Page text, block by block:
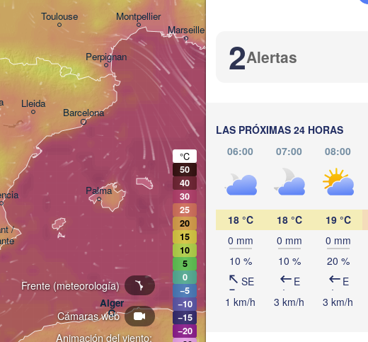
2Alertas
LAS PRÓXIMAS 24 HORAS
06:00
07:00 08:00
18 °C
0 mm
10 %
SE
1 km/h
18 °C
0 mm
10 %
E
3 km/h
19 °C
0 mm
20 %
E
3 km/h
Animación del viento:
Cámaras web
Frente (meteorología)
/
Barcelona
Marseille
Montpellier
Perpignan
Lleida
Toulouse
Alger
تونس
(Tunis)
Annaba
Palma
°C
50
40
30
25
20
15
10
5
0
−5
−10
−15
−20